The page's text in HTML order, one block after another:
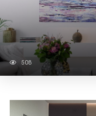
508